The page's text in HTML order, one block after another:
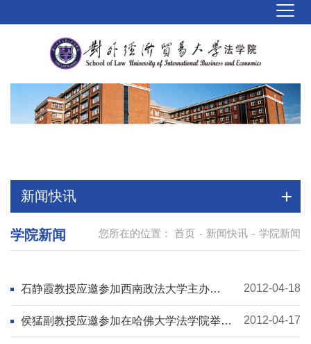
新闻快讯
您所在的位置： 首页 - 新闻快讯 - 学院新闻
学院新闻
石静霞教授应邀参加西南政法大学主办
的“WTO法案例教学研讨会”
2012-04-18
侯猛副教授应邀参加在哈佛大学法学院举办
的“全球法律职业”研讨会
2012-04-17